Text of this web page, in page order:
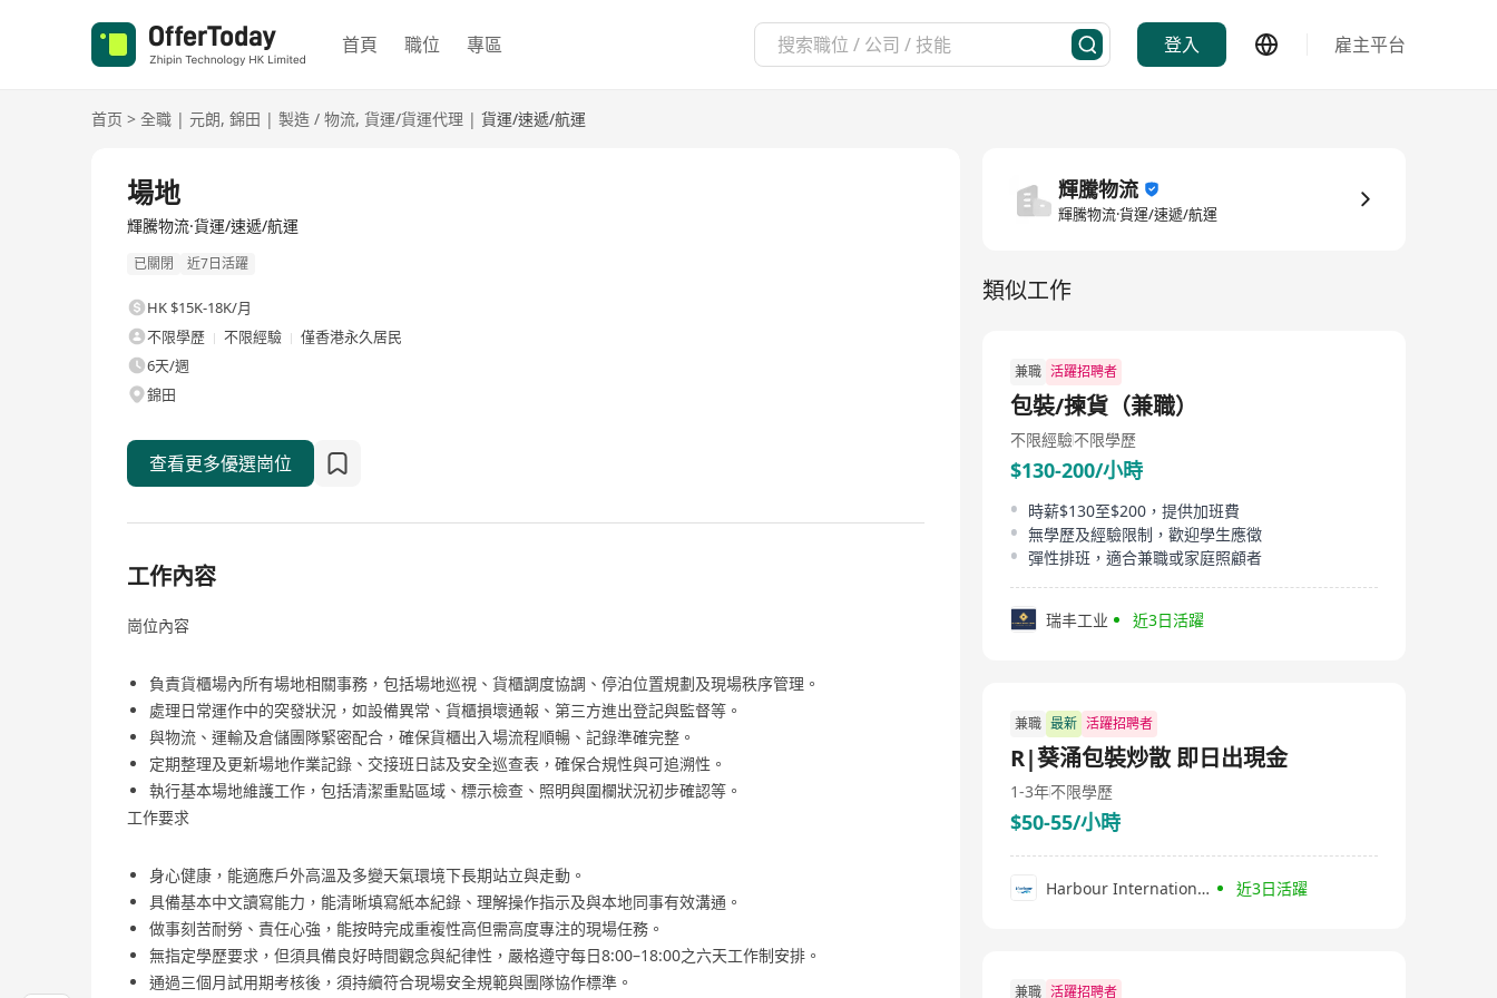
首頁 職位 專區 登入 雇主平台
首页 > 全職 | 元朗, 錦田 | 製造 / 物流, 貨運/貨運代理 | 貨運/速遞/航運
場地
輝騰物流·貨運/速遞/航運
已關閉 近7日活躍
HK $15K-18K/月
不限學歷
不限經驗
僅香港永久居民
6天/週
錦田
查看更多優選崗位
工作內容
崗位內容
負責貨櫃場內所有場地相關事務，包括場地巡視、貨櫃調度協調、停泊位置規劃及現場秩序管理。
處理日常運作中的突發狀況，如設備異常、貨櫃損壞通報、第三方進出登記與監督等。
與物流、運輸及倉儲團隊緊密配合，確保貨櫃出入場流程順暢、記錄準確完整。
定期整理及更新場地作業記錄、交接班日誌及安全巡查表，確保合規性與可追溯性。
執行基本場地維護工作，包括清潔重點區域、標示檢查、照明與圍欄狀況初步確認等。
工作要求
身心健康，能適應戶外高溫及多變天氣環境下長期站立與走動。
具備基本中文讀寫能力，能清晰填寫紙本紀錄、理解操作指示及與本地同事有效溝通。
做事刻苦耐勞、責任心強，能按時完成重複性高但需高度專注的現場任務。
無指定學歷要求，但須具備良好時間觀念與紀律性，嚴格遵守每日8:00–18:00之六天工作制安排。
通過三個月試用期考核後，須持續符合現場安全規範與團隊協作標準。
輝騰物流
輝騰物流·貨運/速遞/航運
類似工作
兼職 活躍招聘者
包裝/揀貨（兼職）
不限經驗不限學歷
$130-200/小時
時薪$130至$200，提供加班費
無學歷及經驗限制，歡迎學生應徵
彈性排班，適合兼職或家庭照顧者
瑞丰工业 近3日活躍
兼職 最新 活躍招聘者
R|葵涌包裝炒散 即日出現金
1-3年不限學歷
$50-55/小時
Harbour International (HK) Limited 近3日活躍
兼職 活躍招聘者